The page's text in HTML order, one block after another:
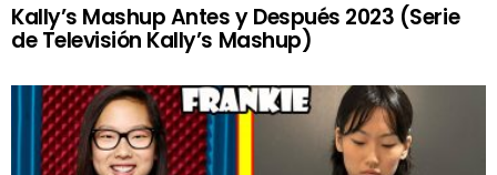
Kally’s Mashup Antes y Después 2023 (Serie
de Televisión Kally’s Mashup)